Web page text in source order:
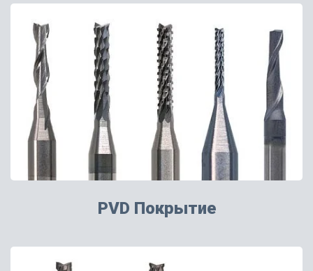
PVD Покрытие